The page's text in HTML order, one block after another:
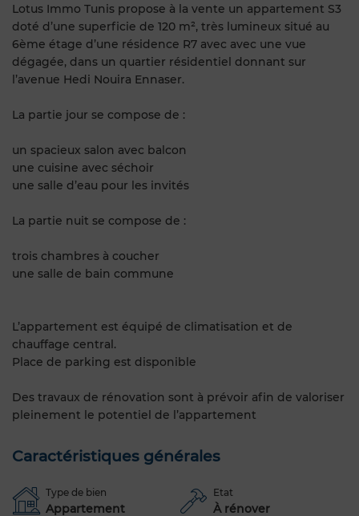
Lotus Immo Tunis propose à la vente un appartement S3
doté d’une superficie de 120 m², très lumineux situé au
6ème étage d’une résidence R7 avec avec une vue
dégagée, dans un quartier résidentiel donnant sur
l’avenue Hedi Nouira Ennaser.
La partie jour se compose de :
un spacieux salon avec balcon
une cuisine avec séchoir
une salle d’eau pour les invités
La partie nuit se compose de :
trois chambres à coucher
une salle de bain commune
L’appartement est équipé de climatisation et de
chauffage central.
Place de parking est disponible
Des travaux de rénovation sont à prévoir afin de valoriser
pleinement le potentiel de l’appartement
Caractéristiques générales
Type de bien
Appartement
Etat
À rénover